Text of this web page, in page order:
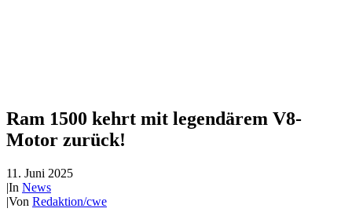
Ram 1500 kehrt mit legendärem V8-
Motor zurück!
11. Juni 2025
|In News
|Von Redaktion/cwe